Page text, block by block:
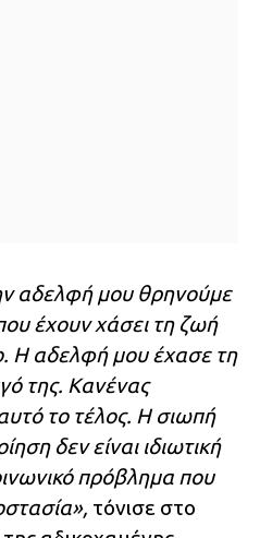
αδελφή μου θρηνούμε
έχουν χάσει τη ζωή
Η αδελφή μου έχασε τη
της. Κανένας
το τέλος. Η σιωπή
δεν είναι ιδιωτική
πρόβλημα που
τόνισε στο